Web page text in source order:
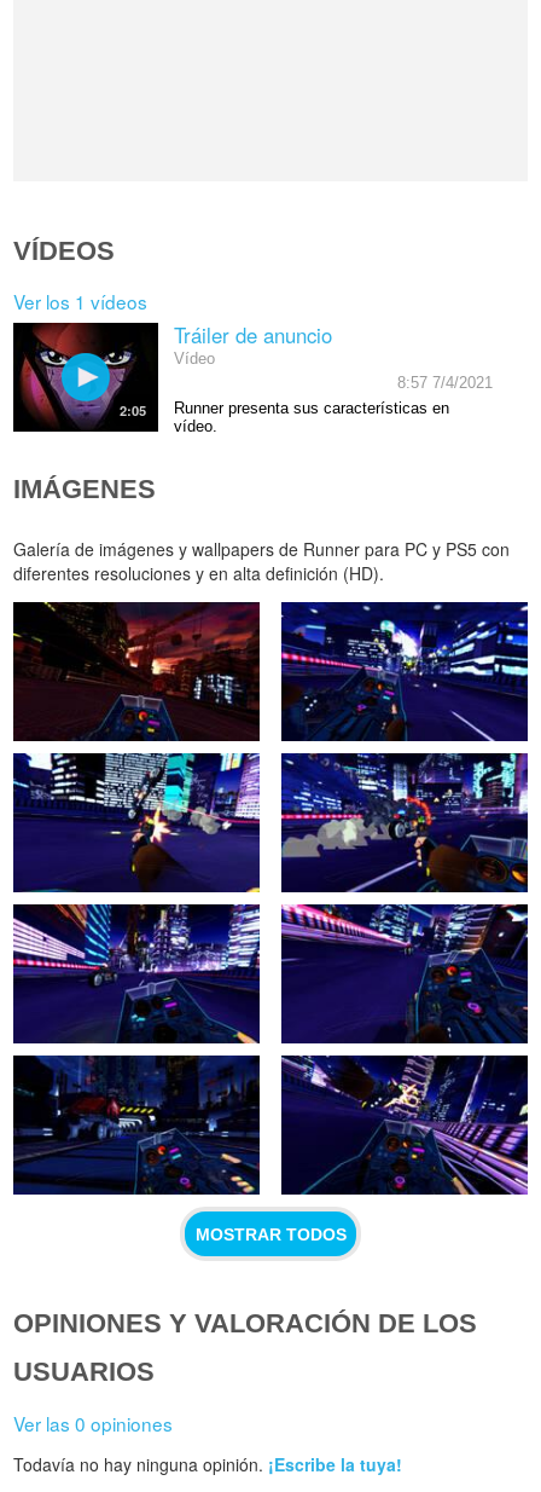
VÍDEOS
Ver los 1 vídeos
2:05
Tráiler de anuncio
Vídeo
8:57 7/4/2021
Runner presenta sus características en
vídeo.
IMÁGENES
Galería de imágenes y wallpapers de Runner para PC y PS5 con
diferentes resoluciones y en alta definición (HD).
MOSTRAR TODOS
OPINIONES Y VALORACIÓN DE LOS
USUARIOS
Ver las 0 opiniones
Todavía no hay ninguna opinión. ¡Escribe la tuya!